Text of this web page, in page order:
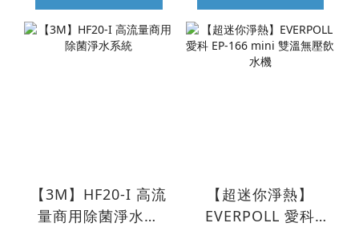
【3M】HF20-I 高流
量商用除菌淨水系
【超迷你淨熱】
EVERPOLL 愛科